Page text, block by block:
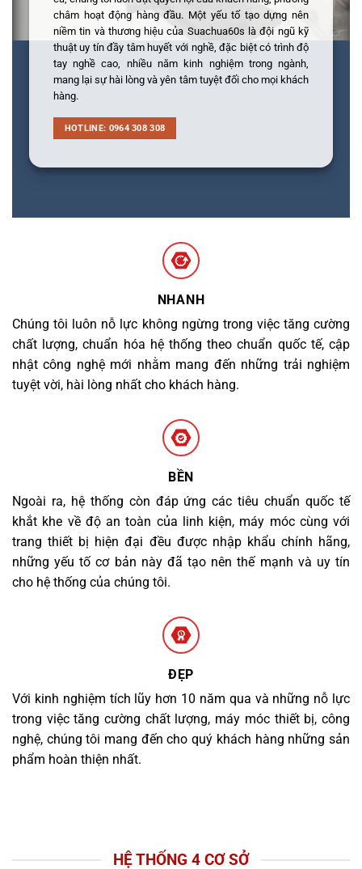
châm hoạt động hàng đầu. Một yếu tố tạo dựng nên
niềm tin và thương hiệu của Suachua60s là đội ngũ kỹ
thuật uy tín đầy tâm huyết với nghề, đặc biệt có trình độ
tay nghề cao, nhiều năm kinh nghiệm trong ngành,
mang lại sự hài lòng và yên tâm tuyệt đối cho mọi khách
hàng.
HOTLINE: 0964 308 308
NHANH
Chúng tôi luôn nỗ lực không ngừng trong việc tăng cường
chất lượng, chuẩn hóa hệ thống theo chuẩn quốc tế, cập
nhật công nghệ mới nhằm mang đến những trải nghiệm
tuyệt vời, hài lòng nhất cho khách hàng.
BỀN
Ngoài ra, hệ thống còn đáp ứng các tiêu chuẩn quốc tế
khắt khe về độ an toàn của linh kiện, máy móc cùng với
trang thiết bị hiện đại đều được nhập khẩu chính hãng,
những yếu tố cơ bản này đã tạo nên thế mạnh và uy tín
cho hệ thống của chúng tôi.
ĐẸP
Với kinh nghiệm tích lũy hơn 10 năm qua và những nỗ lực
trong việc tăng cường chất lượng, máy móc thiết bị, công
nghệ, chúng tôi mang đến cho quý khách hàng những sản
phẩm hoàn thiện nhất.
HỆ THỐNG 4 CƠ SỞ